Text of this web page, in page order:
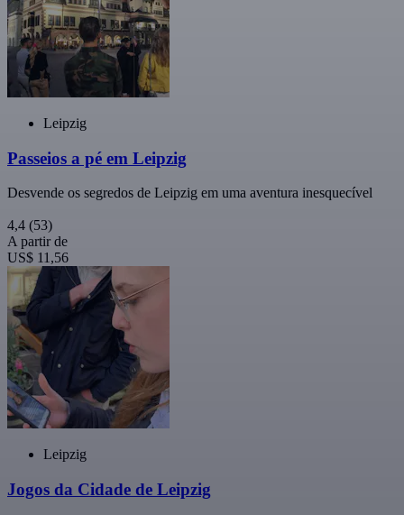
Leipzig
Passeios a pé em Leipzig
Desvende os segredos de Leipzig em uma aventura inesquecível
4,4 (53)
A partir de
US$ 11,56
Leipzig
Jogos da Cidade de Leipzig